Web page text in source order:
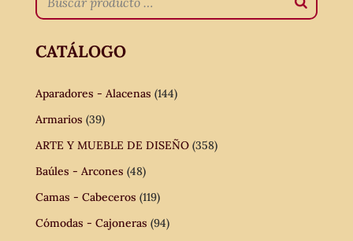
CATÁLOGO
Aparadores - Alacenas (144)
Armarios (39)
ARTE Y MUEBLE DE DISEÑO (358)
Baúles - Arcones (48)
Camas - Cabeceros (119)
Cómodas - Cajoneras (94)